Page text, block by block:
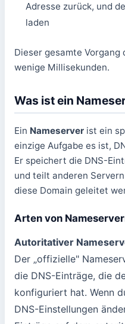
Adresse zurück, und
laden
Dieser gesamte
wenige Millisekunden.
Was ist ein
Ein Nameserver ist ein
einzige Aufgabe es ist,
Er speichert die DNS-
und teilt anderen
diese Domain geleitet
Arten von
Autoritativer
Der „offizielle"
die DNS-Einträge, die
konfiguriert hat. Wenn
DNS-Einstellungen